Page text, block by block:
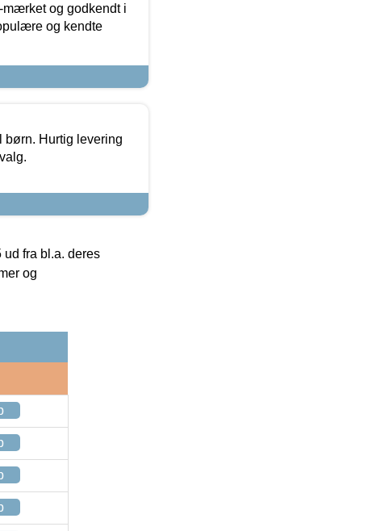
mærket og godkendt i
og kendte
Hurtig levering
fra bl.a. deres
og